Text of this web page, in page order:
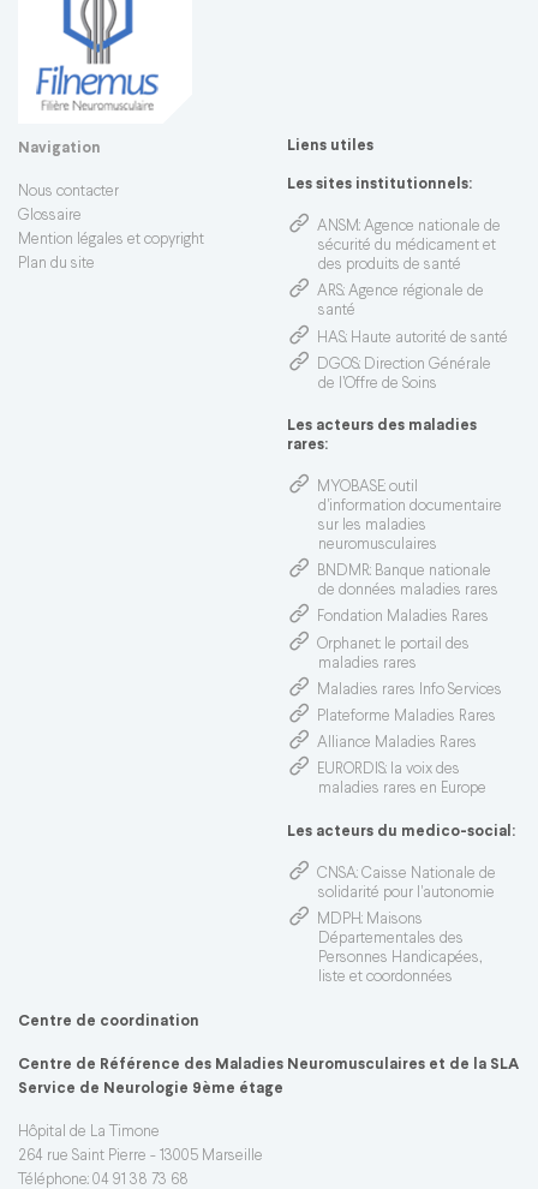
Navigation
Nous contacter
Glossaire
Mention légales et copyright
Plan du site
Liens utiles
Les sites institutionnels:
ANSM: Agence nationale de
sécurité du médicament et
des produits de santé
ARS: Agence régionale de
santé
HAS: Haute autorité de santé
DGOS: Direction Générale
de l’Offre de Soins
Les acteurs des maladies
rares:
MYOBASE: outil
d'information documentaire
sur les maladies
neuromusculaires
BNDMR: Banque nationale
de données maladies rares
Fondation Maladies Rares
Orphanet: le portail des
maladies rares
Maladies rares Info Services
Plateforme Maladies Rares
Alliance Maladies Rares
EURORDIS: la voix des
maladies rares en Europe
Les acteurs du medico-social:
CNSA: Caisse Nationale de
solidarité pour l'autonomie
MDPH: Maisons
Départementales des
Personnes Handicapées,
liste et coordonnées
Centre de coordination
Centre de Référence des Maladies Neuromusculaires et de la SLA
Service de Neurologie 9ème étage
Hôpital de La Timone
264 rue Saint Pierre - 13005 Marseille
Téléphone: 04 91 38 73 68